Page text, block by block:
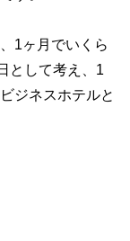
1ヶ月でいくら
として考え、1
ジネスホテルと